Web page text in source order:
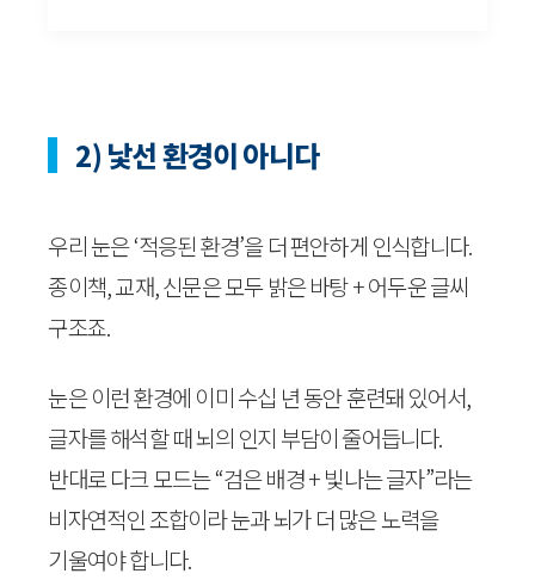
2) 낯선 환경이 아니다
우리 눈은 ‘적응된 환경’을 더 편안하게 인식합니다.
종이책, 교재, 신문은 모두 밝은 바탕 + 어두운 글씨
구조죠.
눈은 이런 환경에 이미 수십 년 동안 훈련돼 있어서,
글자를 해석할 때 뇌의 인지 부담이 줄어듭니다.
반대로 다크 모드는 “검은 배경 + 빛나는 글자”라는
비자연적인 조합이라 눈과 뇌가 더 많은 노력을
기울여야 합니다.